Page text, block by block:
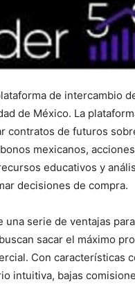
de intercambio
de México. La
contratos de futuros
mexicanos,
educativos y
decisiones de compra.
una serie de ventajas
sacar el máximo
Con características
intuitiva, bajas